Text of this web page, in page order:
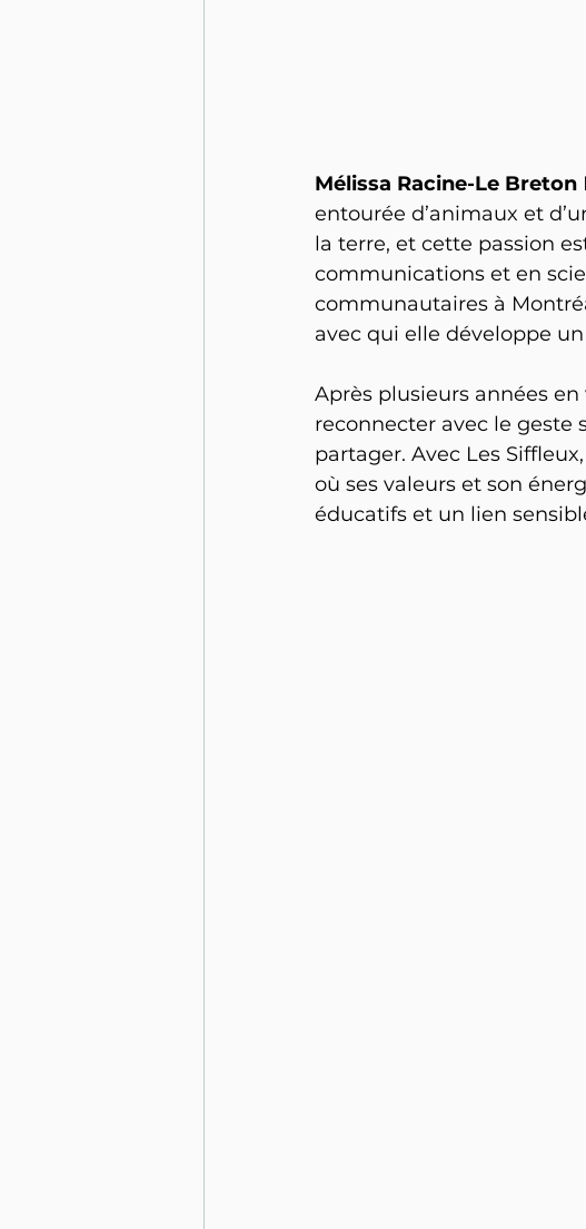
Mélissa Racine-Le Breton
entourée d’animaux et
la terre, et cette passion
communications et en
communautaires à
avec qui elle développe
Après plusieurs années
reconnecter avec le geste
partager. Avec Les
où ses valeurs et son
éducatifs et un lien